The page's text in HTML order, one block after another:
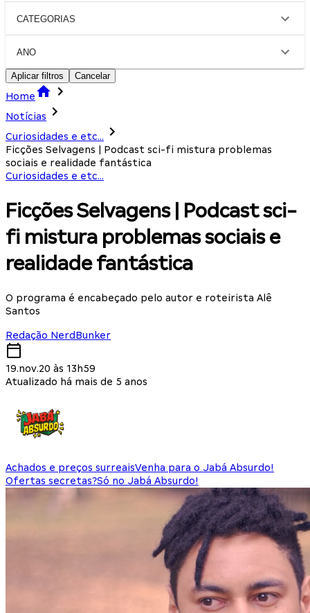
CATEGORIAS
ANO
Aplicar filtros Cancelar
Home
Notícias
Curiosidades e etc...
Ficções Selvagens | Podcast sci-fi mistura problemas
sociais e realidade fantástica
Curiosidades e etc...
Ficções Selvagens | Podcast sci-
fi mistura problemas sociais e
realidade fantástica
O programa é encabeçado pelo autor e roteirista Alê
Santos
Redação NerdBunker
19.nov.20 às 13h59
Atualizado há mais de 5 anos
Achados e preços surreaisVenha para o Jabá Absurdo!
Ofertas secretas?Só no Jabá Absurdo!